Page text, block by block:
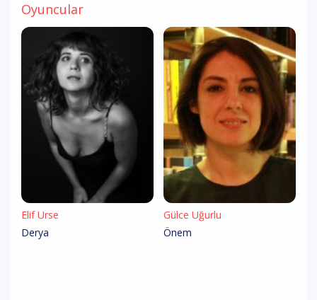
Oyuncular
Elif Ürse
Derya
Gülce Uğurlu
Önem